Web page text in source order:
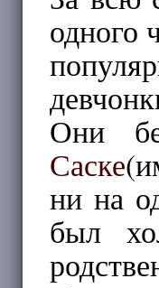
одного
Они
Саске
ни на
был